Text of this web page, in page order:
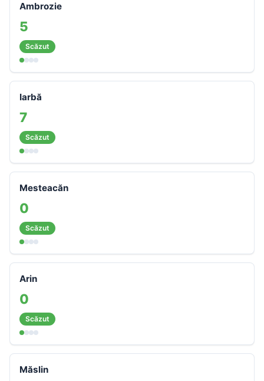
Ambrozie
5
Scăzut
Iarbă
7
Scăzut
Mesteacăn
0
Scăzut
Arin
0
Scăzut
Măslin